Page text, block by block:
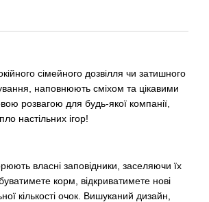
сімейного дозвілля чи затишного
наповнюють сміхом та цікавими
розвагою для будь-якої компанії,
настільних ігор!
власні заповідники, заселяючи їх
корм, відкриватимете нові
кількості очок. Вишуканий дизайн,